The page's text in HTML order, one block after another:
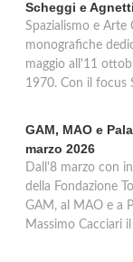
Scheggi e
Spazialismo e Arte
monografiche
maggio all'11
1970. Con il focus
GAM, MAO e
marzo 2026
Dall'8 marzo con
della Fondazione
GAM, al MAO e a
Massimo Cacciari